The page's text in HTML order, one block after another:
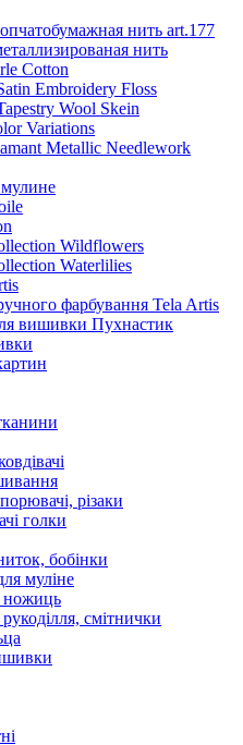
нить art.177
нить
Cotton
Embroidery Floss
Wool Skein
Variations
Metallic Needlework
Wildflowers
Waterlilies
фарбування Tela Artis
вишивки Пухнастик
різаки
голки
бобінки
муліне
ножиць
смітнички